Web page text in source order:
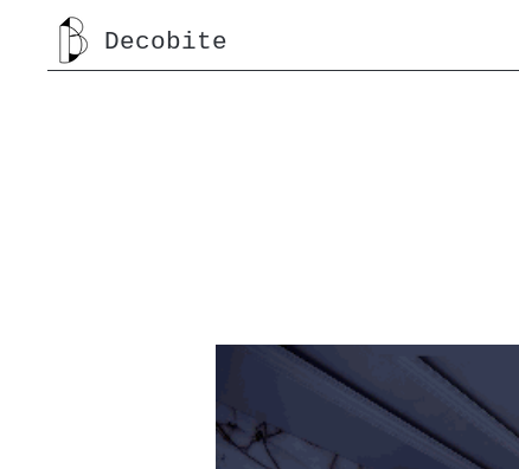
Decobite